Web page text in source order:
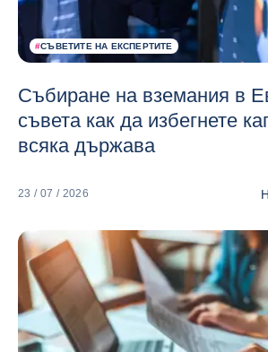
#СЪВЕТИТЕ НА ЕКСПЕРТИТЕ
Събиране на вземания в
съвета как да избегнете
всяка държава
23 / 07 / 2026